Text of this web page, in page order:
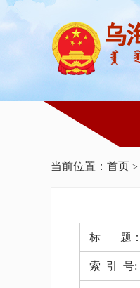
当前位置： 首页 >
标 题：
索 引 号: